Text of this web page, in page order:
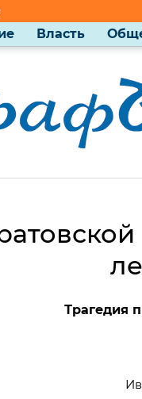
Власть
Трагедия